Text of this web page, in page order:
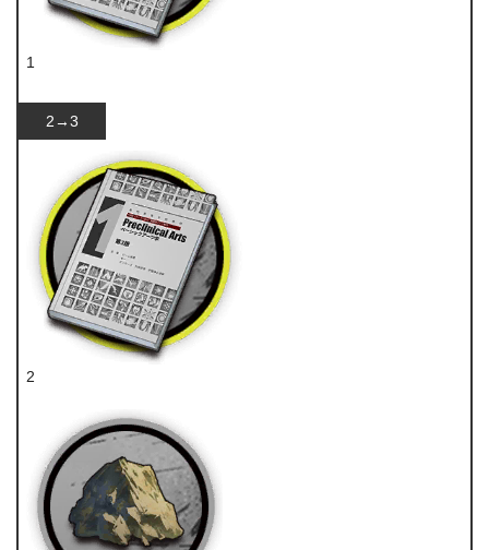
1
2→3
2